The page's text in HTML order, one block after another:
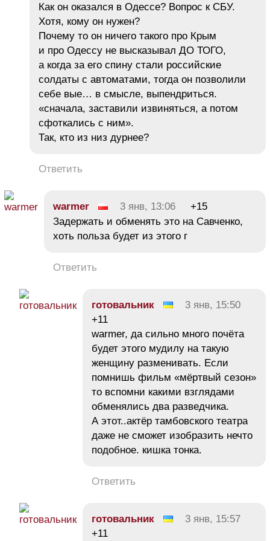
Как он оказался в Одессе? Вопрос к СБУ.
Хотя, кому он нужен?
Почему то он ничего такого про Крым
и про Одессу не высказывал ДО ТОГО,
а когда за его спину стали российские
солдаты с автоматами, тогда он позволили
себе вые… в смысле, выпендриться.
«сначала, заставили извиняться, а потом
сфоткались с ним».
Так, кто из низ дурнее?
Ответить
warmer 3 янв, 13:06
+15
Задержать и обменять это на Савченко,
хоть польза будет из этого г
Ответить
готовальник
3 янв, 15:50
+11
warmer, да сильно много почёта
будет этого мудилу на такую
женщину разменивать. Если
помнишь фильм «мёртвый сезон»
то вспомни какими взглядами
обменялись два разведчика.
А этот..актёр тамбовского театра
даже не сможет изобразить нечто
подобное. кишка тонка.
Ответить
готовальник
3 янв, 15:57
+11